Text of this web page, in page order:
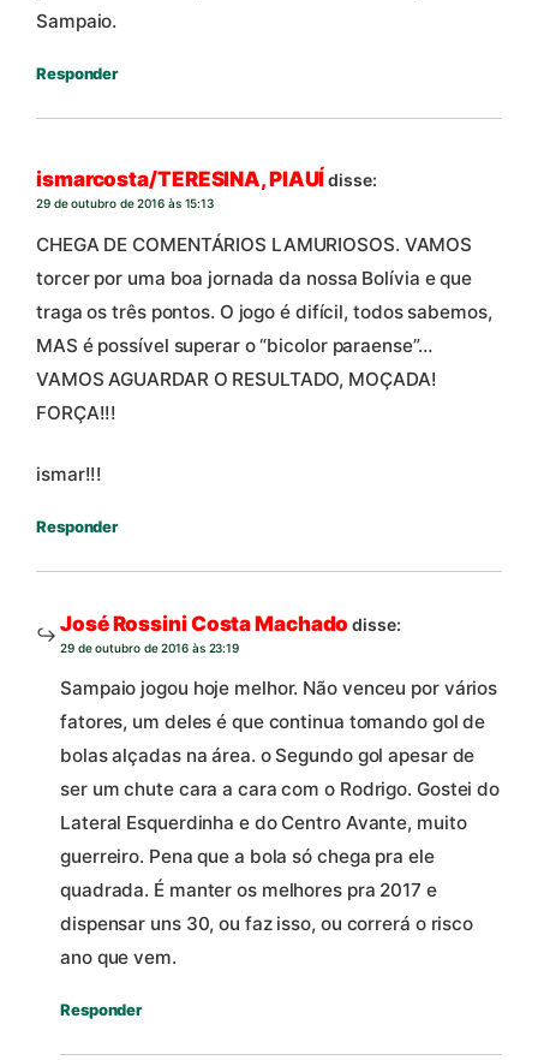
Sampaio.
Responder
ismarcosta/TERESINA, PIAUÍdisse:
29 de outubro de 2016 às 15:13
CHEGA DE COMENTÁRIOS LAMURIOSOS. VAMOS
torcer por uma boa jornada da nossa Bolívia e que
traga os três pontos. O jogo é difícil, todos sabemos,
MAS é possível superar o “bicolor paraense”…
VAMOS AGUARDAR O RESULTADO, MOÇADA!
FORÇA!!!
ismar!!!
Responder
José Rossini Costa Machado disse:
29 de outubro de 2016 às 23:19
Sampaio jogou hoje melhor. Não venceu por vários
fatores, um deles é que continua tomando gol de
bolas alçadas na área. o Segundo gol apesar de
ser um chute cara a cara com o Rodrigo. Gostei do
Lateral Esquerdinha e do Centro Avante, muito
guerreiro. Pena que a bola só chega pra ele
quadrada. É manter os melhores pra 2017 e
dispensar uns 30, ou faz isso, ou correrá o risco
ano que vem.
Responder